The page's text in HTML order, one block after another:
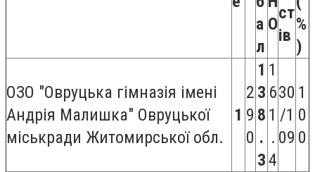
а
л
О
ст
ів
%
)
ОЗО "Овруцька гімназія імені
Андрія Малишка" Овруцької
міськради Житомирської обл.
1
2
9
0
1
3
8
.
3
1
6
1
.
4
30
/1
09
1
0
0